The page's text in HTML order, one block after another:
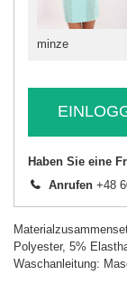
minze
Haben Sie eine
Anrufen +48
Polyester, 5%
Waschanleitung: